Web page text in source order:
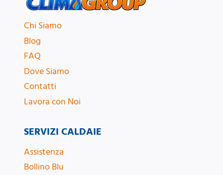
Chi Siamo
Blog
FAQ
Dove Siamo
Contatti
Lavora con Noi
SERVIZI CALDAIE
Assistenza
Bollino Blu